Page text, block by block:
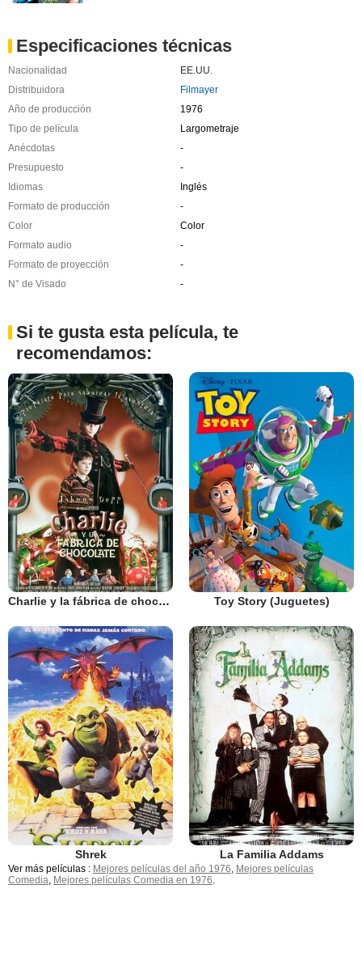
Especificaciones técnicas
Nacionalidad
EE.UU.
Distribuidora
Filmayer
Año de producción
1976
Tipo de película
Largometraje
Anécdotas
-
Presupuesto
-
Idiomas
Inglés
Formato de producción
-
Color
Color
Formato audio
-
Formato de proyección
-
N° de Visado
-
Si te gusta esta película, te
recomendamos:
Charlie y la fábrica de chocolate Toy Story (Juguetes)
Shrek La Familia Addams
Ver más películas : Mejores películas del año 1976, Mejores películas
Comedia, Mejores películas Comedia en 1976.